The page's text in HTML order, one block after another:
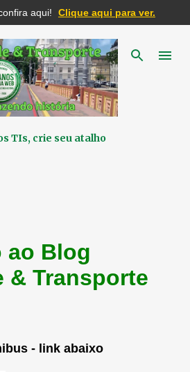
o conteúdo principal
TIs, crie seu atalho
aqui! Clique aqui para ver.
ao Blog
& Transporte
- link abaixo